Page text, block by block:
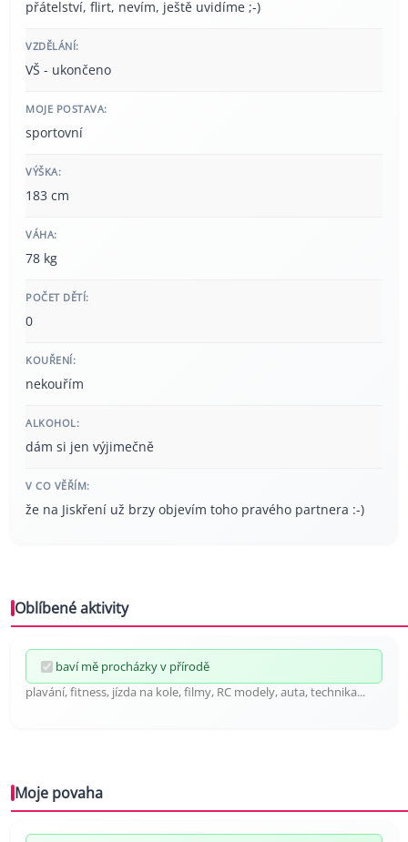
přátelství, flirt, nevím, ještě uvidíme ;-)
VZDĚLÁNÍ:
VŠ - ukončeno
MOJE POSTAVA:
sportovní
VÝŠKA:
183 cm
VÁHA:
78 kg
POČET DĚTÍ:
0
KOUŘENÍ:
nekouřím
ALKOHOL:
dám si jen výjimečně
V CO VĚŘÍM:
že na Jiskření už brzy objevím toho pravého partnera :-)
Oblíbené aktivity
baví mě procházky v přírodě
plavání, fitness, jízda na kole, filmy, RC modely, auta, technika...
Moje povaha